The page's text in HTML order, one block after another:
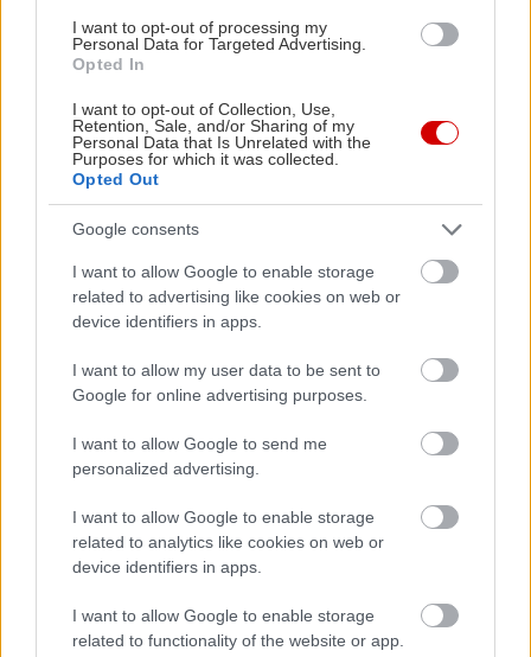
I want to opt-out of processing my
Personal Data for Targeted Advertising.
Opted In
I want to opt-out of Collection, Use,
Retention, Sale, and/or Sharing of my
Personal Data that Is Unrelated with the
Purposes for which it was collected.
Opted Out
Google consents
I want to allow Google to enable storage
related to advertising like cookies on web or
device identifiers in apps.
I want to allow my user data to be sent to
Google for online advertising purposes.
I want to allow Google to send me
personalized advertising.
I want to allow Google to enable storage
related to analytics like cookies on web or
device identifiers in apps.
I want to allow Google to enable storage
related to functionality of the website or app.
μες στην παράνοια. Και στην εποχή που οι σεζόν
βγαίνουν, καταναλώνονται και ξεχνιούνται εν μια
νυκτί, εδώ έχουμε ένα πατροπαράδοτο επεισόδιο
ανά βδομάδα. Για να τρως τα νύχια σου μέχρι να
βγει το επόμενο.